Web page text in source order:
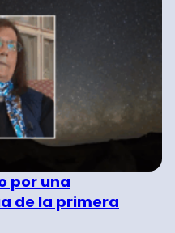
por una
de la primera